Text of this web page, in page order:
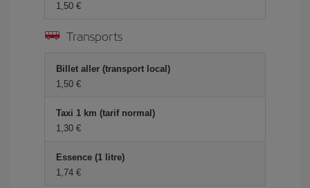
1,50 €
Transports
Billet aller (transport local)
1,50 €
Taxi 1 km (tarif normal)
1,30 €
Essence (1 litre)
1,74 €